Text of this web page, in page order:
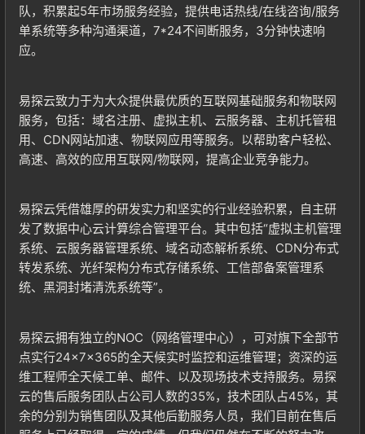
队，积累起5年市场服务经验，提供电话热线/在线咨询/服务
单系统等多种沟通渠道，7*24不间断服务，3分钟快速响
应。
易探云致力于为大众提供最优质的互联网基础服务和物联网
服务，包括：域名注册、虚拟主机、云服务器、主机托管租
用、CDN网站加速、物联网应用等服务。以帮助客户轻松、
高速、高效的应用互联网/物联网，提高企业竞争能力。
易探云凭借雄厚的研发实力和坚实的行业经验积累，自主研
发了数据中心云计算综合管理平台。其中包括“虚拟主机管理
系统、云服务器管理系统、域名动态解析系统、CDN分布式
转发系统、光纤架构分布式存储系统、工信部备案管理系
统、黑洞封堵清洗系统等”。
易探云拥有独立的NOC（网络管理中心），可对旗下全部节
点实行24×7×365的全天候实时监控和运维管理；资深的运
维工程师全天候工单、邮件、以及现场技术支持服务。易探
云的售后服务团队占公司人数的35%，技术团队占45%，其
余的分别为销售团队及其他后勤服务人员，我们目前在售后
登录
没有账号？立即注册